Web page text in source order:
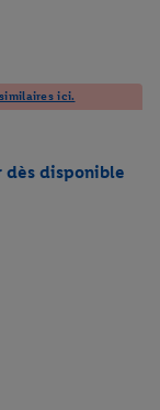
ici.
dès disponible